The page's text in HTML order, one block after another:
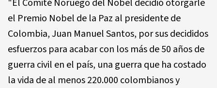
"El Comité Noruego del Nobel decidió otorgarle
el Premio Nobel de la Paz al presidente de
Colombia, Juan Manuel Santos, por sus decididos
esfuerzos para acabar con los más de 50 años de
guerra civil en el país, una guerra que ha costado
la vida de al menos 220.000 colombianos y